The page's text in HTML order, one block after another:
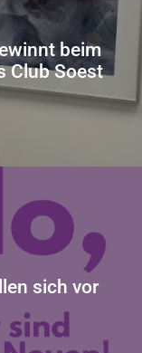
beim
Club Soest
sich vor